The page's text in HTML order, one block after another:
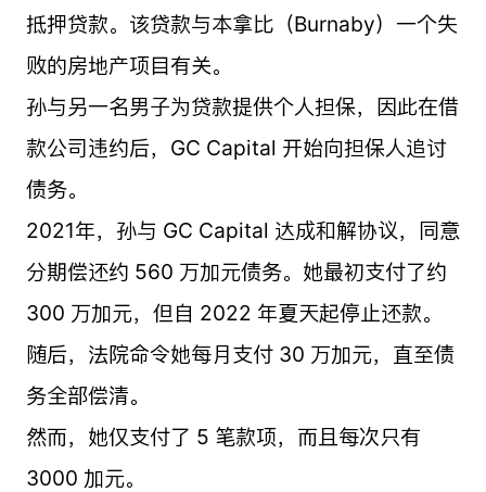
抵押贷款。该贷款与本拿比（Burnaby）一个失
败的房地产项目有关。
孙与另一名男子为贷款提供个人担保，因此在借
款公司违约后，GC Capital 开始向担保人追讨
债务。
2021年，孙与 GC Capital 达成和解协议，同意
分期偿还约 560 万加元债务。她最初支付了约
300 万加元，但自 2022 年夏天起停止还款。
随后，法院命令她每月支付 30 万加元，直至债
务全部偿清。
然而，她仅支付了 5 笔款项，而且每次只有
3000 加元。